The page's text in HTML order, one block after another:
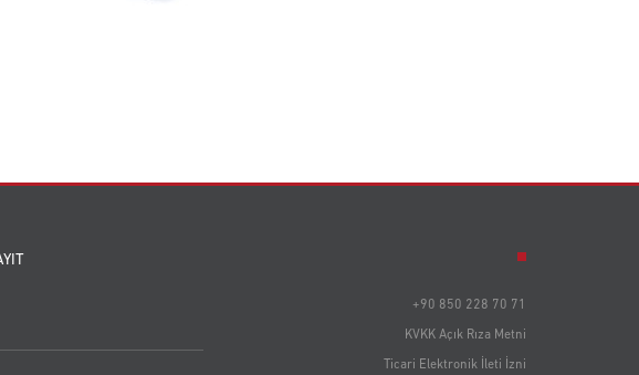
+90 850 228 70 71
KVKK Açık Rıza Metni
Ticari Elektronik İleti İzni